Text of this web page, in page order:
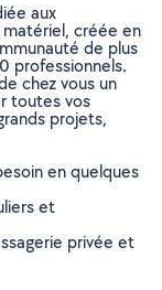
aux
créée en
de plus
professionnels.
chez vous un
toutes vos
projets,
en quelques
et
privée et